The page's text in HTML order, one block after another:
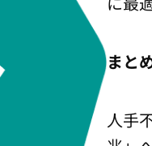
まと
人手